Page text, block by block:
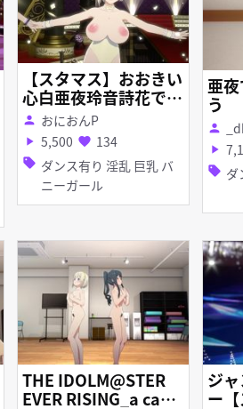
【スタマス】おおきい
心白亜夜玲音詩花でG
R@TITUDE【Reques
tModMV】
person おにおんP
play_arrow 5,500 favorite 134
sell ダンス有り 淫乱 巨乳 バ
ニーガール
亜
う
person
play_arrow
sell
THE IDOLM@STER
EVER RISING_a capp
ジ
ー